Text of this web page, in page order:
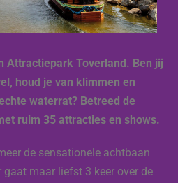
Attractiepark Toverland. Ben jij
houd je van klimmen en
waterrat? Betreed de
ruim 35 attracties en shows.
de sensationele achtbaan
gaat maar liefst 3 keer over de